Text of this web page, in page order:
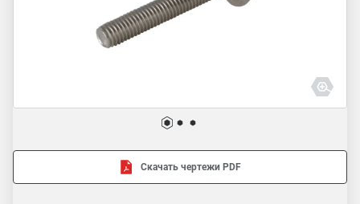
Скачать чертежи PDF